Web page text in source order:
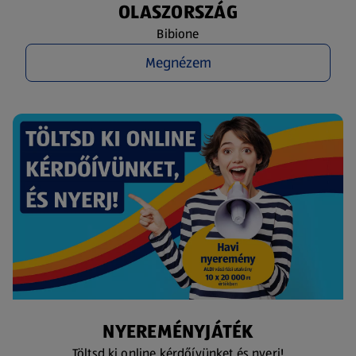
OLASZORSZÁG
Bibione
Megnézem
NYEREMÉNYJÁTÉK